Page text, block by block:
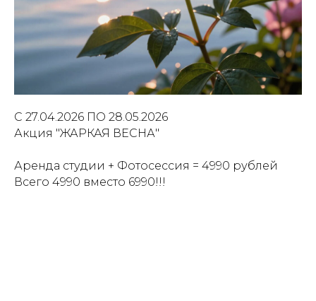
С 27.04.2026 ПО 28.05.2026
Акция "ЖАРКАЯ ВЕСНА"
Аренда студии + Фотосессия = 4990 рублей
Всего 4990 вместо 6990!!!